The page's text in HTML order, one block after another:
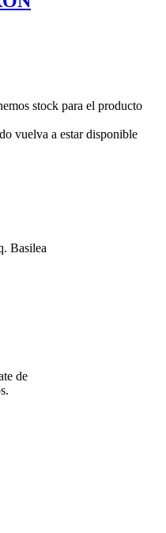
stock para el producto
vuelva a estar disponible
Basilea
de